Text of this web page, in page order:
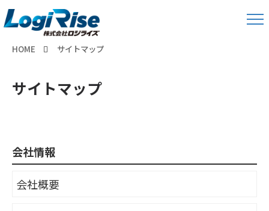
HOME サイトマップ
サイトマップ
会社情報
会社概要